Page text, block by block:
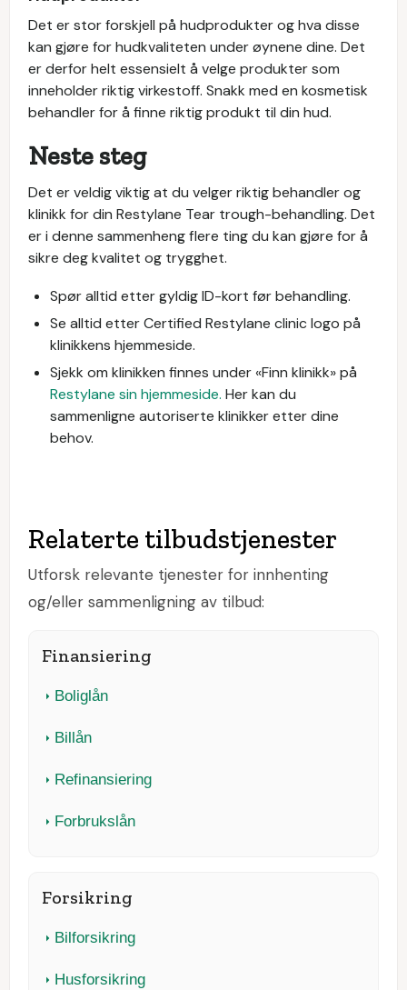
Det er stor forskjell på hudprodukter og hva disse
kan gjøre for hudkvaliteten under øynene dine. Det
er derfor helt essensielt å velge produkter som
inneholder riktig virkestoff. Snakk med en kosmetisk
behandler for å finne riktig produkt til din hud.
Neste steg
Det er veldig viktig at du velger riktig behandler og
klinikk for din Restylane Tear trough-behandling. Det
er i denne sammenheng flere ting du kan gjøre for å
sikre deg kvalitet og trygghet.
Spør alltid etter gyldig ID-kort før behandling.
Se alltid etter Certified Restylane clinic logo på
klinikkens hjemmeside.
Sjekk om klinikken finnes under «Finn klinikk» på
Restylane sin hjemmeside. Her kan du
sammenligne autoriserte klinikker etter dine
behov.
Relaterte tilbudstjenester
Utforsk relevante tjenester for innhenting
og/eller sammenligning av tilbud:
Finansiering
Boliglån
Billån
Refinansiering
Forbrukslån
Forsikring
Bilforsikring
Husforsikring